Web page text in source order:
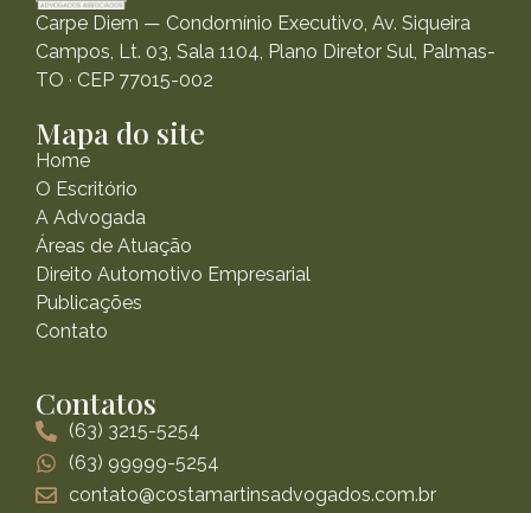
Carpe Diem — Condomínio Executivo, Av. Siqueira
Campos, Lt. 03, Sala 1104, Plano Diretor Sul, Palmas-
TO · CEP 77015-002
Mapa do site
Home
O Escritório
A Advogada
Áreas de Atuação
Direito Automotivo Empresarial
Publicações
Contato
Contatos
(63) 3215-5254
(63) 99999-5254
contato@costamartinsadvogados.com.br